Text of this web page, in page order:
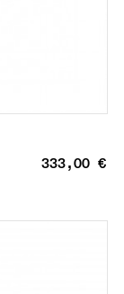
333,00 €